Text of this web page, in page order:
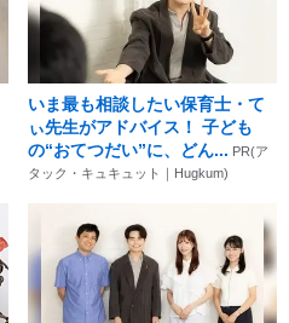
いま最も相談したい保育士・て
ぃ先生がアドバイス！ 子ども
の“おてつだい”に、どん... PR(ア
タック・キュキュット｜Hugkum)